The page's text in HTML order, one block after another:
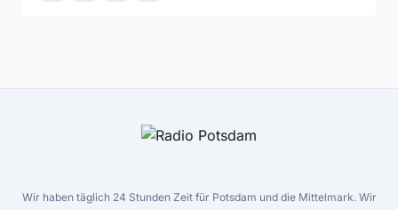
Wir haben täglich 24 Stunden Zeit für Potsdam und die Mittelmark. Wir